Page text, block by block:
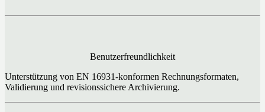
Benutzerfreundlichkeit
Unterstützung von EN 16931-konformen Rechnungsformaten,
Validierung und revisionssichere Archivierung.